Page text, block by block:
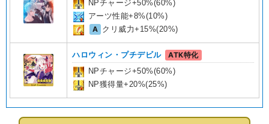
NPチャージ+50%(60%)
アーツ性能+8%(10%)
A クリ威力+15%(20%)
ハロウィン・プチデビル
ATK特化
NPチャージ+50%(60%)
NP獲得量+20%(25%)